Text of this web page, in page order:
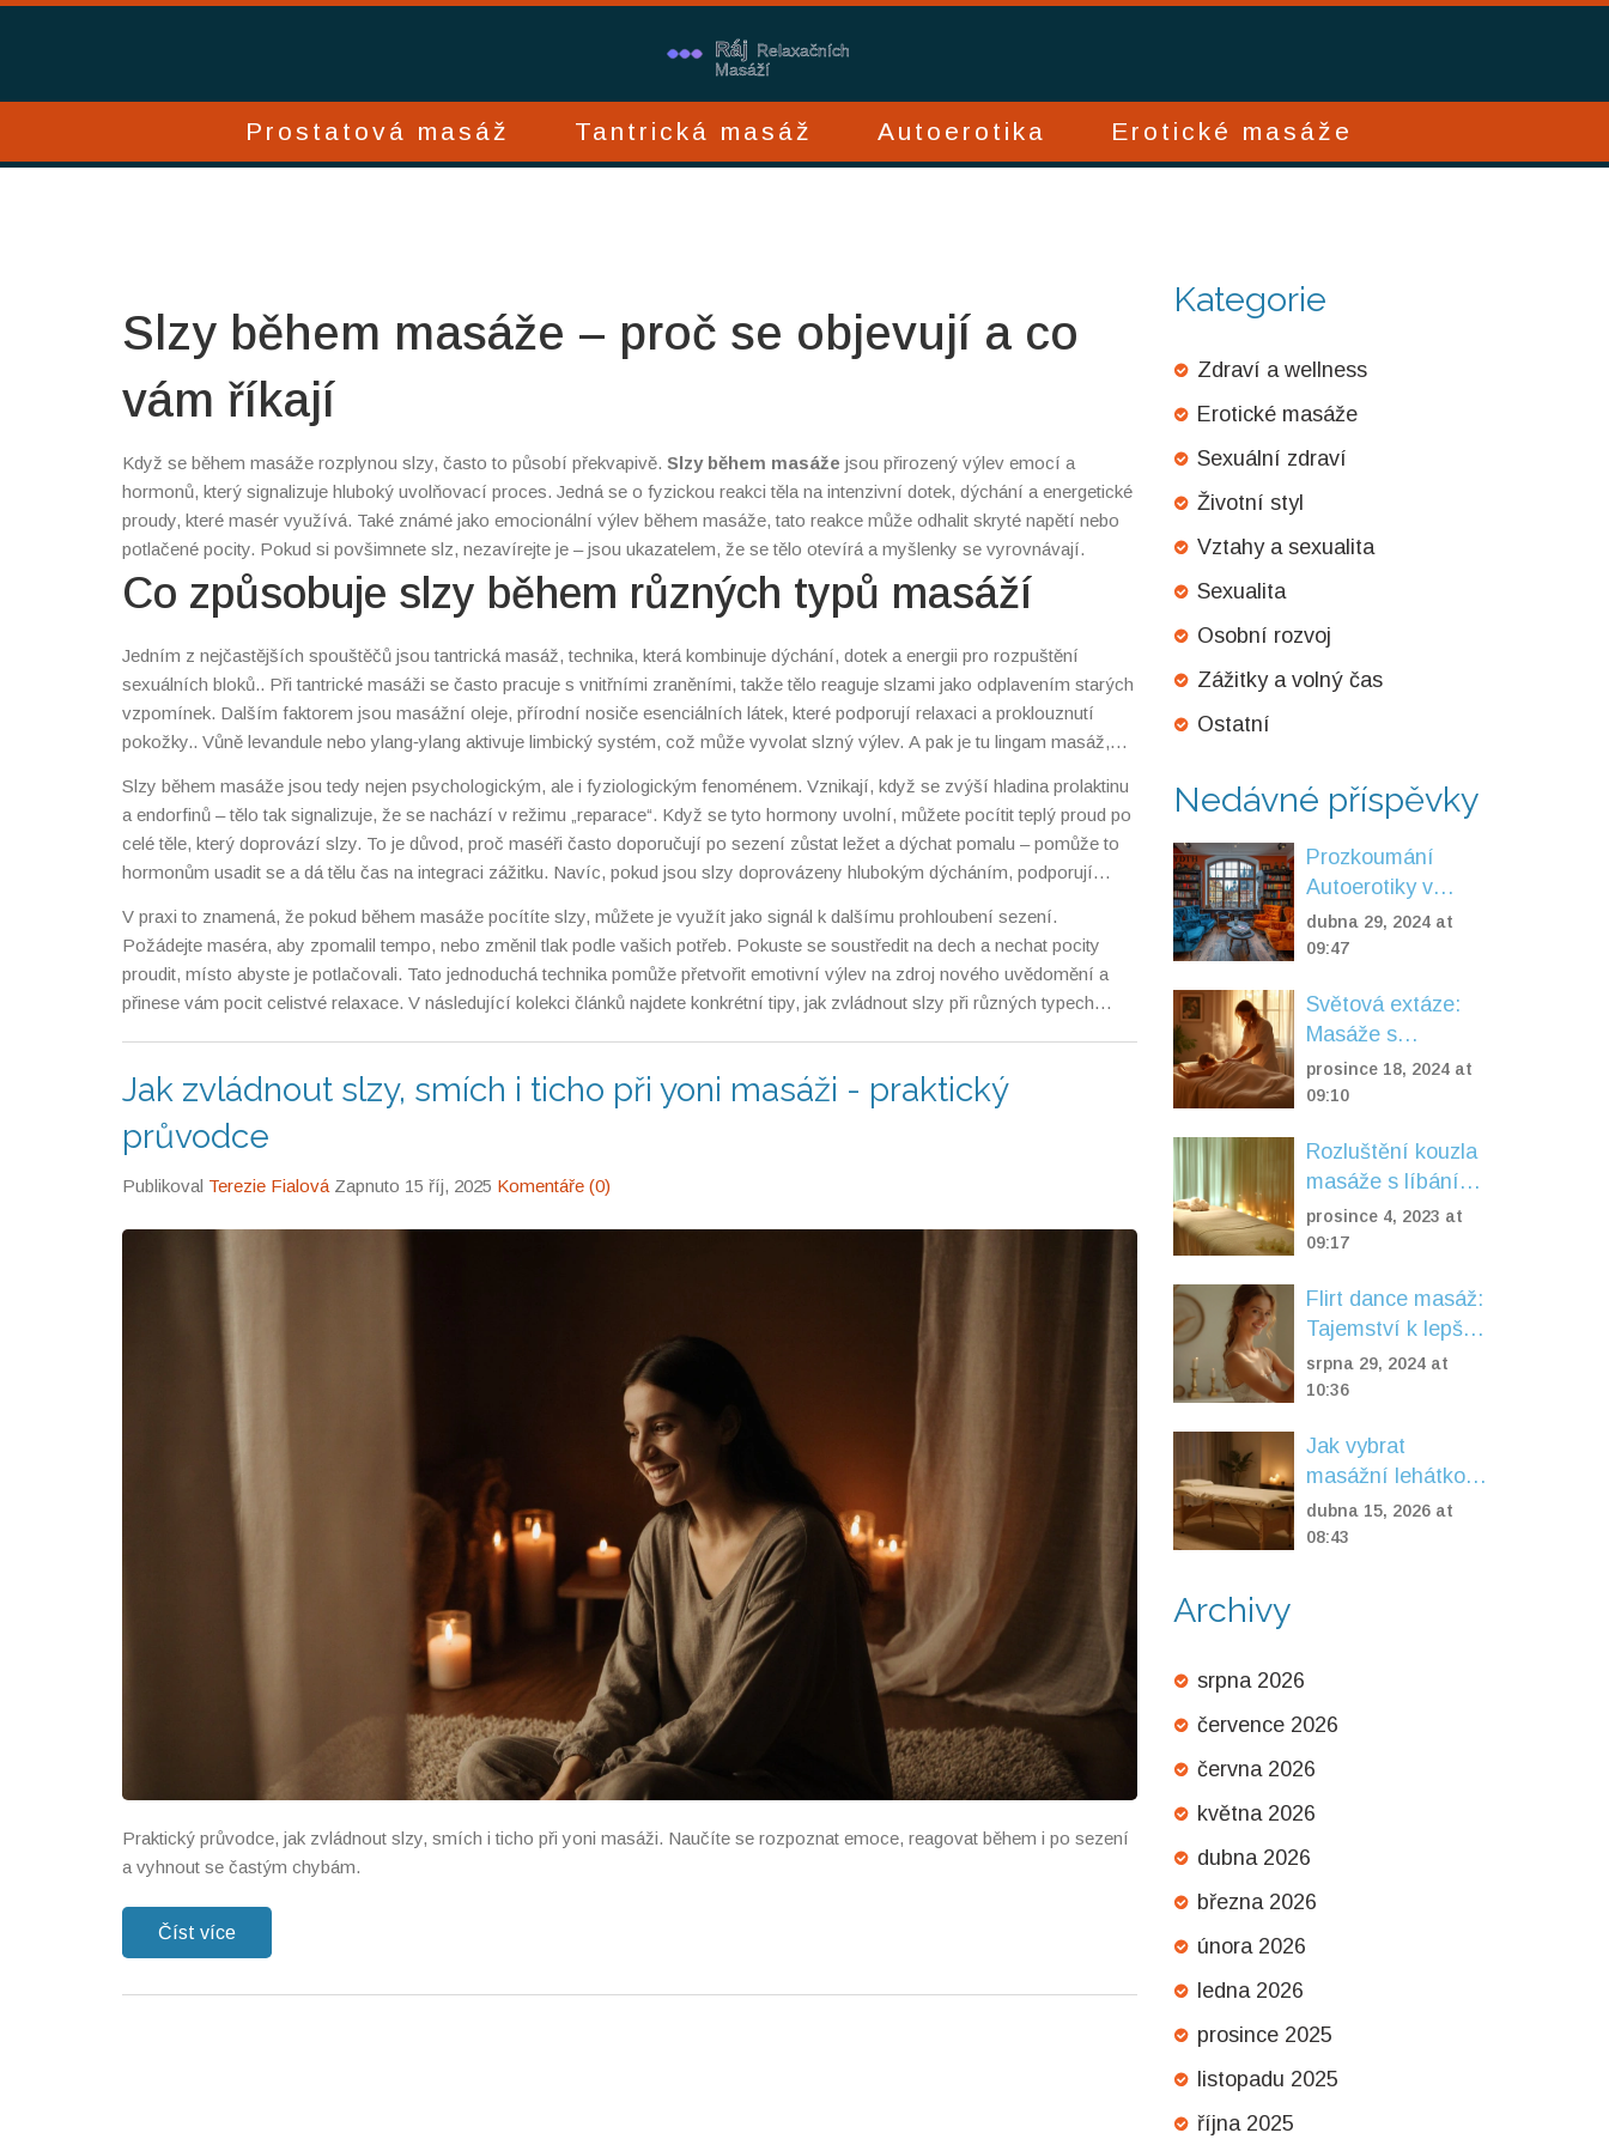
Prostatová masáž Tantrická masáž Autoerotika Erotické masáže
Slzy během masáže – proč se objevují a co
vám říkají
Když se během masáže rozplynou slzy, často to působí překvapivě. Slzy během masáže jsou přirozený výlev emocí a
hormonů, který signalizuje hluboký uvolňovací proces. Jedná se o fyzickou reakci těla na intenzivní dotek, dýchání a energetické
proudy, které masér využívá. Také známé jako emocionální výlev během masáže, tato reakce může odhalit skryté napětí nebo
potlačené pocity. Pokud si povšimnete slz, nezavírejte je – jsou ukazatelem, že se tělo otevírá a myšlenky se vyrovnávají.
Co způsobuje slzy během různých typů masáží
Jedním z nejčastějších spouštěčů jsoutantrická masáž,technika, která kombinuje dýchání, dotek a energii pro rozpuštění
sexuálních bloků.. Při tantrické masáži se často pracuje s vnitřními zraněními, takže tělo reaguje slzami jako odplavením starých
vzpomínek. Dalším faktorem jsou masážní oleje, přírodní nosiče esenciálních látek, které podporují relaxaci a proklouznutí
pokožky.. Vůně levandule nebo ylang‑ylang aktivuje limbický systém, což může vyvolat slzný výlev. A pak je tu lingam masáž,
emocionální kontakt často končí slzami, které signalizují uvolnění napětí a zvýšený proud oxytocinu.
Slzy během masáže jsou tedy nejen psychologickým, ale i fyziologickým fenoménem. Vznikají, když se zvýší hladina prolaktinu
a endorfinů – tělo tak signalizuje, že se nachází v režimu „reparace“. Když se tyto hormony uvolní, můžete pocítit teplý proud po
celé těle, který doprovází slzy. To je důvod, proč maséři často doporučují po sezení zůstat ležet a dýchat pomalu – pomůže to
hormonům usadit se a dá tělu čas na integraci zážitku. Navíc, pokud jsou slzy doprovázeny hlubokým dýcháním, podporují
V praxi to znamená, že pokud během masáže pocítíte slzy, můžete je využít jako signál k dalšímu prohloubení sezení.
Požádejte maséra, aby zpomalil tempo, nebo změnil tlak podle vašich potřeb. Pokuste se soustředit na dech a nechat pocity
proudit, místo abyste je potlačovali. Tato jednoduchá technika pomůže přetvořit emotivní výlev na zdroj nového uvědomění a
přinese vám pocit celistvé relaxace. V následující kolekci článků najdete konkrétní tipy, jak zvládnout slzy při různých typech
Jak zvládnout slzy, smích i ticho při yoni masáži - praktický
průvodce
Publikoval Terezie Fialová Zapnuto 15 říj, 2025 Komentáře (0)
Praktický průvodce, jak zvládnout slzy, smích i ticho při yoni masáži. Naučíte se rozpoznat emoce, reagovat během i po sezení
a vyhnout se častým chybám.
Číst více
Kategorie
Zdraví a wellness
Erotické masáže
Sexuální zdraví
Životní styl
Vztahy a sexualita
Sexualita
Osobní rozvoj
Zážitky a volný čas
Ostatní
Nedávné příspěvky
Prozkoumání
Autoerotiky v
Praze: Esenciální
Průvodce a
dubna 29, 2024 at
09:47
Světová extáze:
Masáže s
vyvrcholením v
moderní době
prosince 18, 2024 at
09:10
Rozluštění kouzla
masáže s líbáním
v Praze
prosince 4, 2023 at
09:17
Flirt dance masáž:
Tajemství k lepší
fyzické kondici a
zdraví
srpna 29, 2024 at
10:36
Jak vybrat
masážní lehátko
pro domácí
tantrické masáže:
dubna 15, 2026 at
08:43
Archivy
srpna 2026
července 2026
června 2026
května 2026
dubna 2026
března 2026
února 2026
ledna 2026
prosince 2025
listopadu 2025
října 2025